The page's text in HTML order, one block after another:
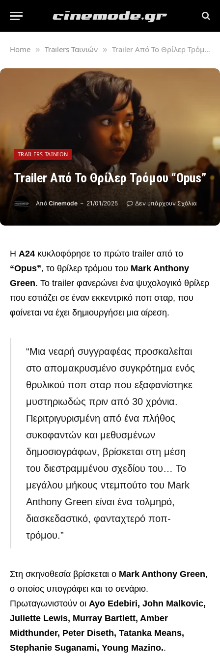
Home » Trailers Ταινιών » Trailer Από Το Θρίλερ Τρόμου “Opus”
TRAILERS ΤΑΙΝΙΏΝ
Trailer Από Το Θρίλερ Τρόμου “Opus”
Από Cinemode 21/01/2025 Δεν υπάρχουν Σχόλια
Η A24 κυκλοφόρησε το πρώτο trailer από το
“Opus”, το θρίλερ τρόμου του Mark Anthony
Green. Το trailer φανερώνει ένα ψυχολογικό θρίλερ
που εστιάζει σε έναν εκκεντρικό ποπ σταρ, που
φαίνεται να έχει δημιουργήσει μια αίρεση.
“Μια νεαρή συγγραφέας προσκαλείται
στο απομακρυσμένο συγκρότημα ενός
θρυλικού ποπ σταρ που εξαφανίστηκε
μυστηριωδώς πριν από 30 χρόνια.
Περιτριγυρισμένη από ένα πλήθος
συκοφαντών και μεθυσμένων
δημοσιογράφων, βρίσκεται στη μέση
του διεστραμμένου σχεδίου του… Το
μεγάλου μήκους ντεμπούτο του Mark
Anthony Green είναι ένα τολμηρό,
διασκεδαστικό, φανταχτερό ποπ-
τρόμου.”
Στη σκηνοθεσία βρίσκεται ο Mark Anthony Green,
ο οποίος υπογράφει και το σενάριο.
Πρωταγωνιστούν οι Ayo Edebiri, John Malkovic,
Juliette Lewis, Murray Bartlett, Amber
Midthunder, Peter Diseth, Tatanka Means,
Stephanie Suganami, Young Mazino..